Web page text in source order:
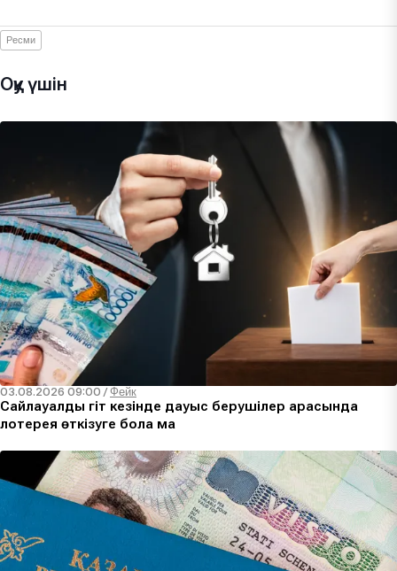
Ресми
Оқу үшін
03.08.2026 09:00 /Фейк
Сайлауалды үгіт кезінде дауыс берушілер арасында
лотерея өткізуге бола ма